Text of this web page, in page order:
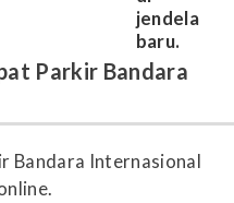
Parkir Bandara
Bandara Internasional